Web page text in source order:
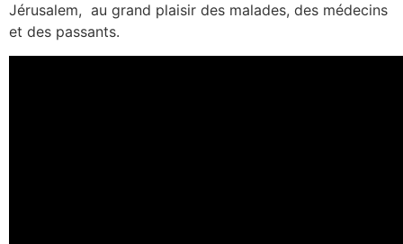
Jérusalem, au grand plaisir des malades, des médecins
et des passants.